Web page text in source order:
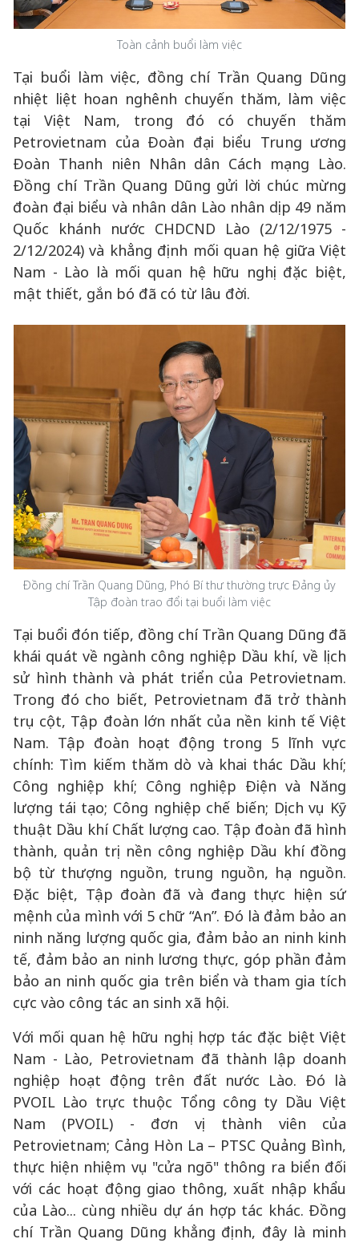
Toàn cảnh buổi làm việc
Tại buổi làm việc, đồng chí Trần Quang Dũng
nhiệt liệt hoan nghênh chuyến thăm, làm việc
tại Việt Nam, trong đó có chuyến thăm
Petrovietnam của Đoàn đại biểu Trung ương
Đoàn Thanh niên Nhân dân Cách mạng Lào.
Đồng chí Trần Quang Dũng gửi lời chúc mừng
đoàn đại biểu và nhân dân Lào nhân dịp 49 năm
Quốc khánh nước CHDCND Lào (2/12/1975 -
2/12/2024) và khẳng định mối quan hệ giữa Việt
Nam - Lào là mối quan hệ hữu nghị đặc biệt,
mật thiết, gắn bó đã có từ lâu đời.
Đồng chí Trần Quang Dũng, Phó Bí thư thường trực Đảng ủy
Tập đoàn trao đổi tại buổi làm việc
Tại buổi đón tiếp, đồng chí Trần Quang Dũng đã
khái quát về ngành công nghiệp Dầu khí, về lịch
sử hình thành và phát triển của Petrovietnam.
Trong đó cho biết, Petrovietnam đã trở thành
trụ cột, Tập đoàn lớn nhất của nền kinh tế Việt
Nam. Tập đoàn hoạt động trong 5 lĩnh vực
chính: Tìm kiếm thăm dò và khai thác Dầu khí;
Công nghiệp khí; Công nghiệp Điện và Năng
lượng tái tạo; Công nghiệp chế biến; Dịch vụ Kỹ
thuật Dầu khí Chất lượng cao. Tập đoàn đã hình
thành, quản trị nền công nghiệp Dầu khí đồng
bộ từ thượng nguồn, trung nguồn, hạ nguồn.
Đặc biệt, Tập đoàn đã và đang thực hiện sứ
mệnh của mình với 5 chữ “An”. Đó là đảm bảo an
ninh năng lượng quốc gia, đảm bảo an ninh kinh
tế, đảm bảo an ninh lương thực, góp phần đảm
bảo an ninh quốc gia trên biển và tham gia tích
cực vào công tác an sinh xã hội.
Với mối quan hệ hữu nghị hợp tác đặc biệt Việt
Nam - Lào, Petrovietnam đã thành lập doanh
nghiệp hoạt động trên đất nước Lào. Đó là
PVOIL Lào trực thuộc Tổng công ty Dầu Việt
Nam (PVOIL) - đơn vị thành viên của
Petrovietnam; Cảng Hòn La – PTSC Quảng Bình,
thực hiện nhiệm vụ "cửa ngõ" thông ra biển đối
với các hoạt động giao thông, xuất nhập khẩu
của Lào... cùng nhiều dự án hợp tác khác. Đồng
chí Trần Quang Dũng khẳng định, đây là minh